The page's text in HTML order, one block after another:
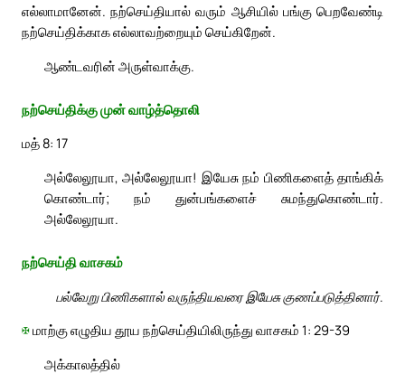
எல்லாமானேன். நற்செய்தியால் வரும் ஆசியில் பங்கு பெறவேண்டி
நற்செய்திக்காக எல்லாவற்றையும் செய்கிறேன்.
ஆண்டவரின் அருள்வாக்கு.
நற்செய்திக்கு முன் வாழ்த்தொலி
மத் 8: 17
அல்லேலூயா, அல்லேலூயா! இயேசு நம் பிணிகளைத் தாங்கிக்
கொண்டார்; நம் துன்பங்களைச் சுமந்துகொண்டார்.
அல்லேலூயா.
நற்செய்தி வாசகம்
பல்வேறு பிணிகளால் வருந்தியவரை இயேசு குணப்படுத்தினார்.
✠மாற்கு எழுதிய தூய நற்செய்தியிலிருந்து வாசகம் 1: 29-39
அக்காலத்தில்